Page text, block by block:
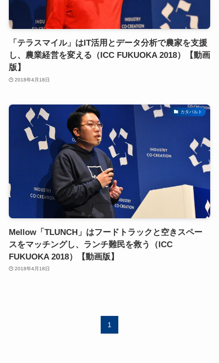
「テラスマイル」はIT活用とデータ分析で農家を支援
し、農業経営を変える（ICC FUKUOKA 2018）【動画
版】
2018年4月18日
カタパルト
Mellow「TLUNCH」はフードトラックと空きスペー
スをマッチングし、ランチ難民を救う（ICC
FUKUOKA 2018）【動画版】
2018年4月18日
1